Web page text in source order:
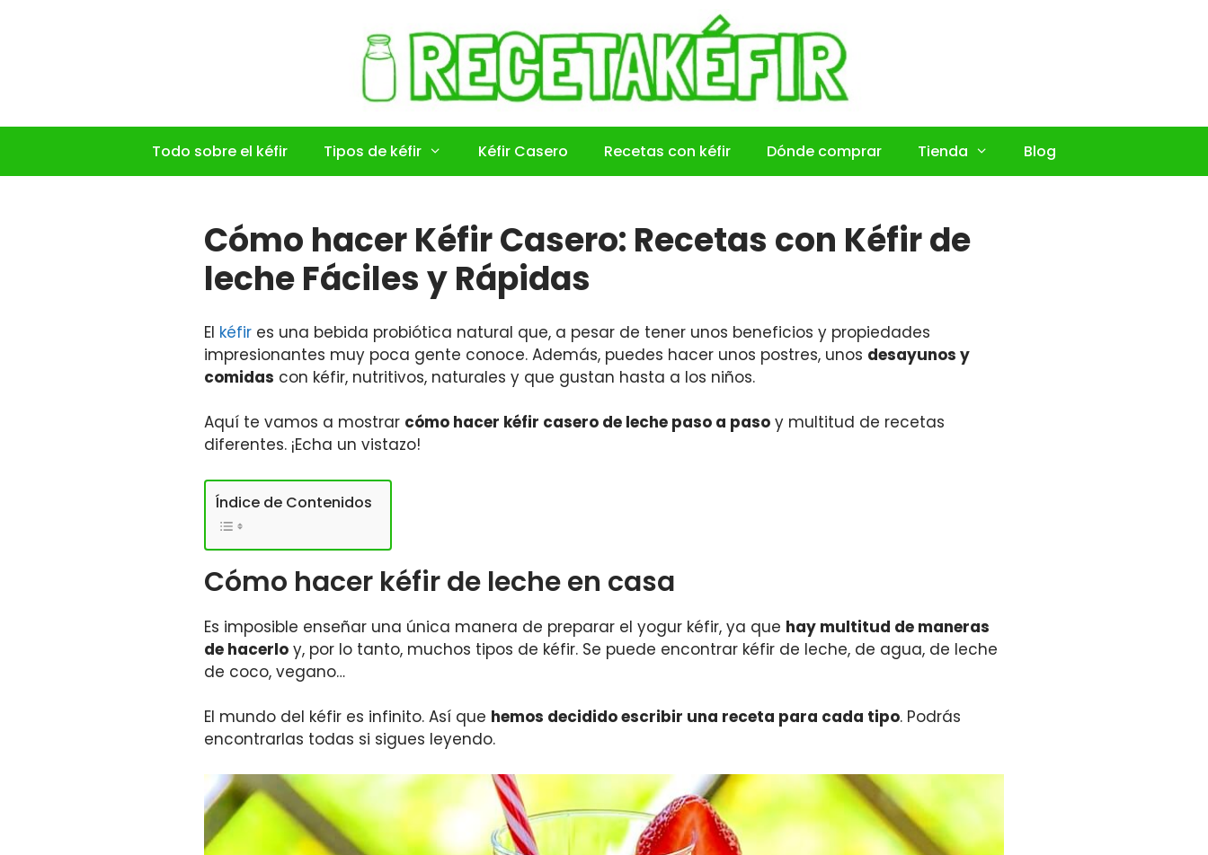
Todo sobre el kéfir Tipos de kéfir Kéfir Casero Recetas con kéfir Dónde comprar Tienda Blog
Cómo hacer Kéfir Casero: Recetas con Kéfir de
leche Fáciles y Rápidas
El kéfir es una bebida probiótica natural que, a pesar de tener unos beneficios y propiedades
impresionantes muy poca gente conoce. Además, puedes hacer unos postres, unos desayunos y
comidas con kéfir, nutritivos, naturales y que gustan hasta a los niños.
Aquí te vamos a mostrar cómo hacer kéfir casero de leche paso a paso y multitud de recetas
diferentes. ¡Echa un vistazo!
Índice de Contenidos
Cómo hacer kéfir de leche en casa
Es imposible enseñar una única manera de preparar el yogur kéfir, ya que hay multitud de maneras
de hacerlo y, por lo tanto, muchos tipos de kéfir. Se puede encontrar kéfir de leche, de agua, de leche
de coco, vegano…
El mundo del kéfir es infinito. Así que hemos decidido escribir una receta para cada tipo. Podrás
encontrarlas todas si sigues leyendo.